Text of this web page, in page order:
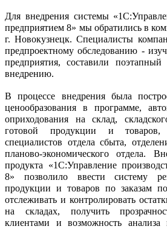
Для внедрения системы
предприятием 8» мы обратились в
г. Новокузнецк. Специалисты
предпроектному обследованию -
предприятия, составили
внедрению.
В процессе внедрения была
ценообразования в программе,
оприходования на склад,
готовой продукции и товаров,
специалистов отдела сбыта,
планово-экономического отдела.
продукта «1С:Управление
8» позволило ввести систему
продукции и товаров по заказам
отслеживать и контролировать
на складах, получить
клиентами и возможность